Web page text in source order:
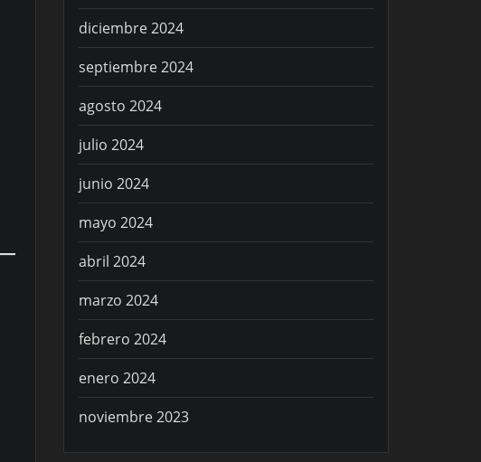
diciembre 2024
septiembre 2024
agosto 2024
julio 2024
junio 2024
mayo 2024
abril 2024
marzo 2024
febrero 2024
enero 2024
noviembre 2023